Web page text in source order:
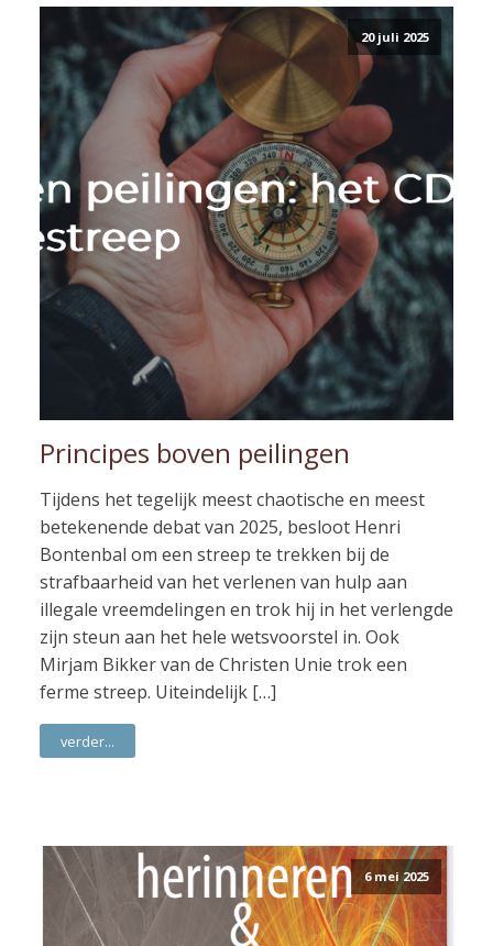
20 juli 2025
Principes boven peilingen
Tijdens het tegelijk meest chaotische en meest
betekenende debat van 2025, besloot Henri
Bontenbal om een streep te trekken bij de
strafbaarheid van het verlenen van hulp aan
illegale vreemdelingen en trok hij in het verlengde
zijn steun aan het hele wetsvoorstel in. Ook
Mirjam Bikker van de Christen Unie trok een
ferme streep. Uiteindelijk […]
verder...
6 mei 2025